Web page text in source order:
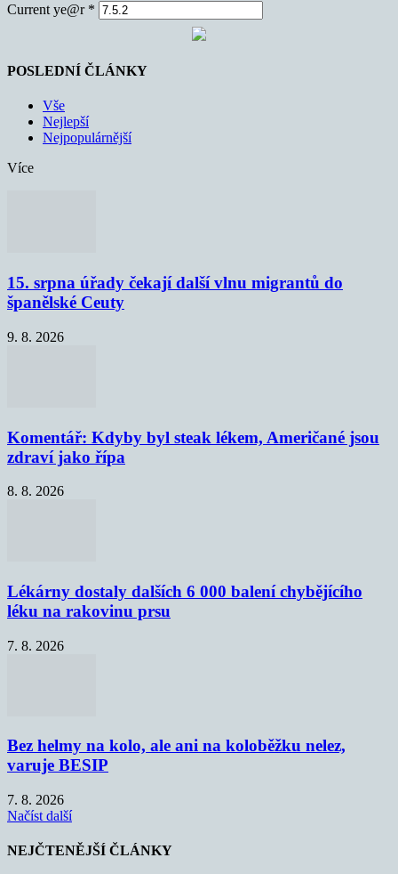
Current ye@r *
POSLEDNÍ ČLÁNKY
Vše
Nejlepší
Nejpopulárnější
Více
15. srpna úřady čekají další vlnu migrantů do
španělské Ceuty
9. 8. 2026
Komentář: Kdyby byl steak lékem, Američané jsou
zdraví jako řípa
8. 8. 2026
Lékárny dostaly dalších 6 000 balení chybějícího
léku na rakovinu prsu
7. 8. 2026
Bez helmy na kolo, ale ani na koloběžku nelez,
varuje BESIP
7. 8. 2026
Načíst další
NEJČTENĚJŠÍ ČLÁNKY